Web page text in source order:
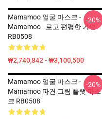
Mamamoo 얼굴 마스크 -
Mamamoo - 로고 편평한 가면
RB0508
₩2,740,842 - ₩3,100,500
-20%
Mamamoo 얼굴 마스크 -
Mamamoo 파견 그림 플랫 마스
크 RB0508
-20%